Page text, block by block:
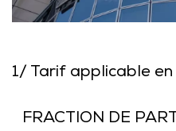
1/ Tarif applicable
FRACTION DE